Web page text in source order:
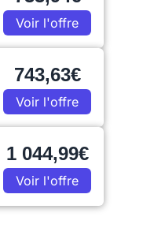
Voir l'offre
743,63€
Voir l'offre
1 044,99€
Voir l'offre